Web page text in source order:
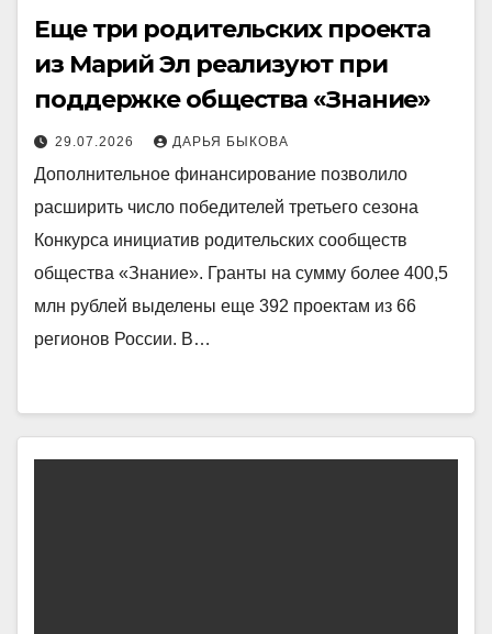
Еще три родительских проекта
из Марий Эл реализуют при
поддержке общества «Знание»
29.07.2026 ДАРЬЯ БЫКОВА
Дополнительное финансирование позволило
расширить число победителей третьего сезона
Конкурса инициатив родительских сообществ
общества «Знание». Гранты на сумму более 400,5
млн рублей выделены еще 392 проектам из 66
регионов России. В…